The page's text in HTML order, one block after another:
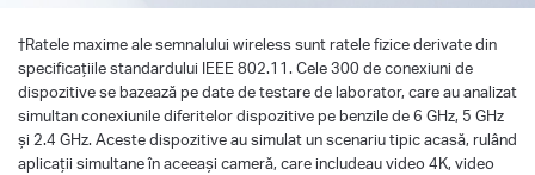
†Ratele maxime ale semnalului wireless sunt ratele fizice derivate din
specificațiile standardului IEEE 802.11. Cele 300 de conexiuni de
dispozitive se bazează pe date de testare de laborator, care au analizat
simultan conexiunile diferitelor dispozitive pe benzile de 6 GHz, 5 GHz
și 2.4 GHz. Aceste dispozitive au simulat un scenariu tipic acasă, rulând
aplicații simultane în aceeași cameră, care includeau video 4K, video